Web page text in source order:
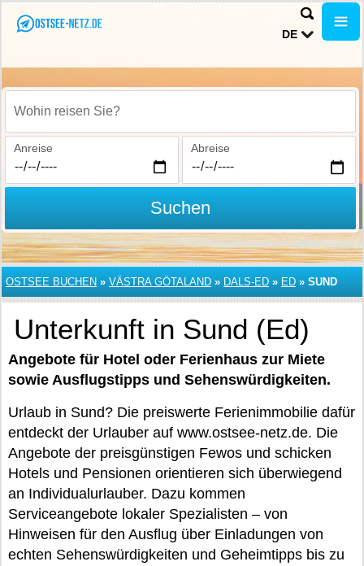
DE
Wohin reisen Sie?
Anreise Abreise
Suchen
OSTSEE BUCHEN » VÄSTRA GÖTALAND » DALS-ED » ED » SUND
Unterkunft in Sund (Ed)
Angebote für Hotel oder Ferienhaus zur Miete
sowie Ausflugstipps und Sehenswürdigkeiten.
Urlaub in Sund? Die preiswerte Ferienimmobilie dafür
entdeckt der Urlauber auf www.ostsee-netz.de. Die
Angebote der preisgünstigen Fewos und schicken
Hotels und Pensionen orientieren sich überwiegend
an Individualurlauber. Dazu kommen
Serviceangebote lokaler Spezialisten – von
Hinweisen für den Ausflug über Einladungen von
echten Sehenswürdigkeiten und Geheimtipps bis zu